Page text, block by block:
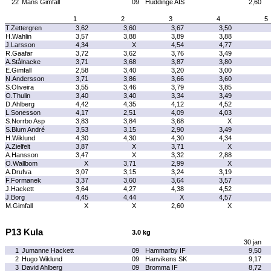
22 Måns Gimfall 09 Huddinge AIS 2,60
1 2 3 4
5
T.Zettergren
3,62 3,60 3,67
3,50
H.Wahlin
3,57 3,88 3,89
3,88
J.Larsson
4,34 X 4,54
4,77
R.Gaafar
3,72 3,62 3,76
3,49
A.Stålnacke
3,71 3,68 3,87
3,80
E.Gimfall
2,58 3,40 3,20
3,00
N.Andersson
3,71 3,86 3,66
3,60
S.Oliveira
3,55 3,46 3,79
3,85
O.Thulin
3,40 3,40 3,34
3,49
D.Ahlberg
4,42 4,35 4,12
4,52
L.Sonesson
4,17 2,51 4,09
4,03
S.Norrbo Asp
3,83 3,84 3,68
X
S.Blum André
3,53 3,15 2,90
3,49
H.Wiklund
4,30 4,30 4,30
4,34
A.Zielfelt
3,87 X 3,71
X
A.Hansson
3,47 X 3,32
2,88
O.Wallbom
X 3,71 2,99
X
A.Drufva
3,07 3,15 3,24
3,19
F.Formanek
3,37 3,60 3,64
3,57
J.Hackett
3,64 4,27 4,38
4,52
J.Borg
4,45 4,44 X
4,57
M.Gimfall
X X 2,60 X
P13 Kula
3.0 kg
30 jan
1 Jumanne Hackett 09 Hammarby IF
9,50
2 Hugo Wiklund 09 Hanvikens SK
9,17
3 David Ahlberg 09 Bromma IF 8,72